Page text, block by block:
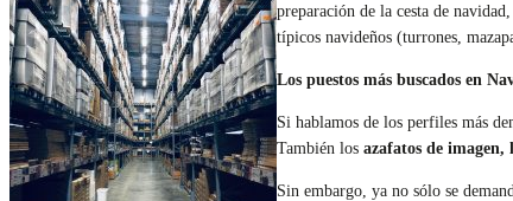
preparación de la cesta de
típicos navideños (turrones,
Los puestos más buscados en
Si hablamos de los perfiles más
También los azafatos de imagen,
Sin embargo, ya no sólo se